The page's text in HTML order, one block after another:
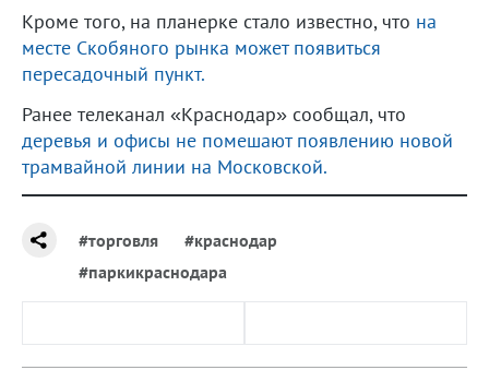
Кроме того, на планерке стало известно, что на
месте Скобяного рынка может появиться
пересадочный пункт.
Ранее телеканал «Краснодар» сообщал, что
деревья и офисы не помешают появлению новой
трамвайной линии на Московской.
#торговля
#краснодар
#паркикраснодара